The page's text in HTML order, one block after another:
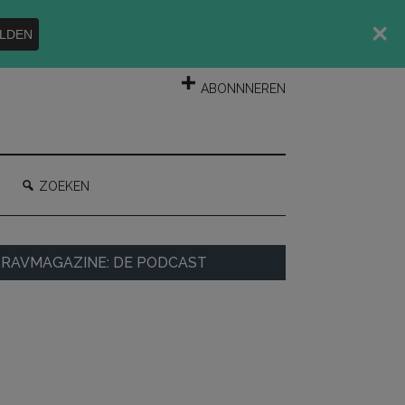
ABONNNEREN
ZOEKEN
DE PODCAST